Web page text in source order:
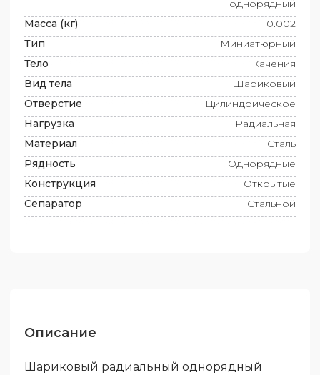
однорядный
Масса (кг)
0.002
Тип
Миниатюрный
Тело
Качения
Вид тела
Шариковый
Отверстие
Цилиндрическое
Нагрузка
Радиальная
Материал
Сталь
Рядность
Однорядные
Конструкция
Открытые
Сепаратор
Стальной
Описание
Шариковый радиальный однорядный